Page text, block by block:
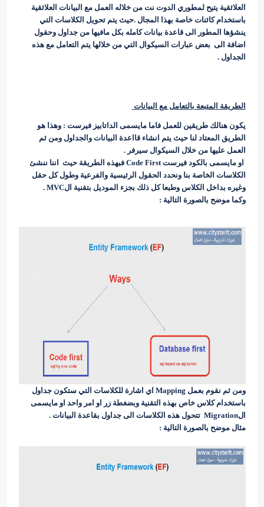
العلائقية يتيح لمطوري الدوت نت من خلاله العمل مع البيانات العلائقية
باستخدام كائنات خاصة بهذا المجال .حيث يتم تحويل الكلاسات التي
ينشؤها المطور الى قاعدة بيانات كامله بكل مافيها من جداول وحقول
اضافة الى بعض عبارات السيكوال التي من خلالها يتم التعامل مع هذه
الجداول .
الطريقة المتبعة بالتعامل مع البيانات
يكون هنالك طريقين للعمل فاما مايسمى الداتابيز فيرست : وهذا هو
الطريق المعتاد لنا حيث يتم انشاء قااعدة البيانات والجداول ومن ثم
العمل عليها من خلال السيكوال سيرفر .
او مايسمى بالكود فيرست Code First فبهذه الطريقة حيث اننا ننشئ
الكلاسات الخاصة بنا ونحدد الحقول الرئيسية والفرعية وطول كل حقل
وغيره بداخل الكلاس وطبعا كل ذلك بجزء الموديل بتقنية الMVC .
وكما موضح بالصورة التالية :
ومن ثم نقوم بعمل Mapping اي اشارة للكلاسات التي ستكون جداول
باستخدام كلاس خاص بهذه التقنية وبضغطة زر او امر واحد او مايسمى
الMigration تتحول هذه الكلاسات الى جداول بقاعدة البيانات .
مثال موضح بالصورة التالية :